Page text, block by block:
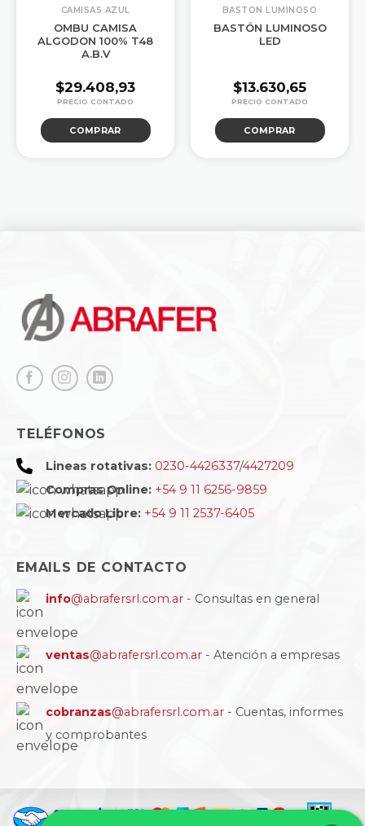
CAMISAS AZUL
OMBU CAMISA
ALGODON 100% T48
A.B.V
$29.408,93
COMPRAR
BASTON LUMINOSO
BASTÓN LUMINOSO
LED
$13.630,65
COMPRAR
TELÉFONOS
Lineas rotativas: 0230-4426337/4427209
Compras Online: +54 9 11 6256-9859
Mercado Libre: +54 9 11 2537-6405
EMAILS DE CONTACTO
info@abrafersrl.com.ar - Consultas en general
ventas@abrafersrl.com.ar - Atención a empresas
cobranzas@abrafersrl.com.ar - Cuentas, informes
y comprobantes